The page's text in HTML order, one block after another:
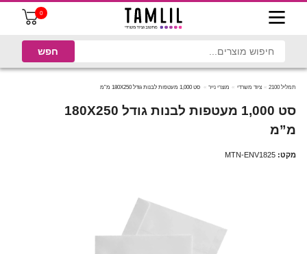
0
תמליל 2100 ציוד משרדי מוצרי נייר סט 1,000 מעטפות לבנות גודל 180X250 מ”מ
סט 1,000 מעטפות לבנות גודל 180X250
מ”מ
מקט: MTN-ENV1825